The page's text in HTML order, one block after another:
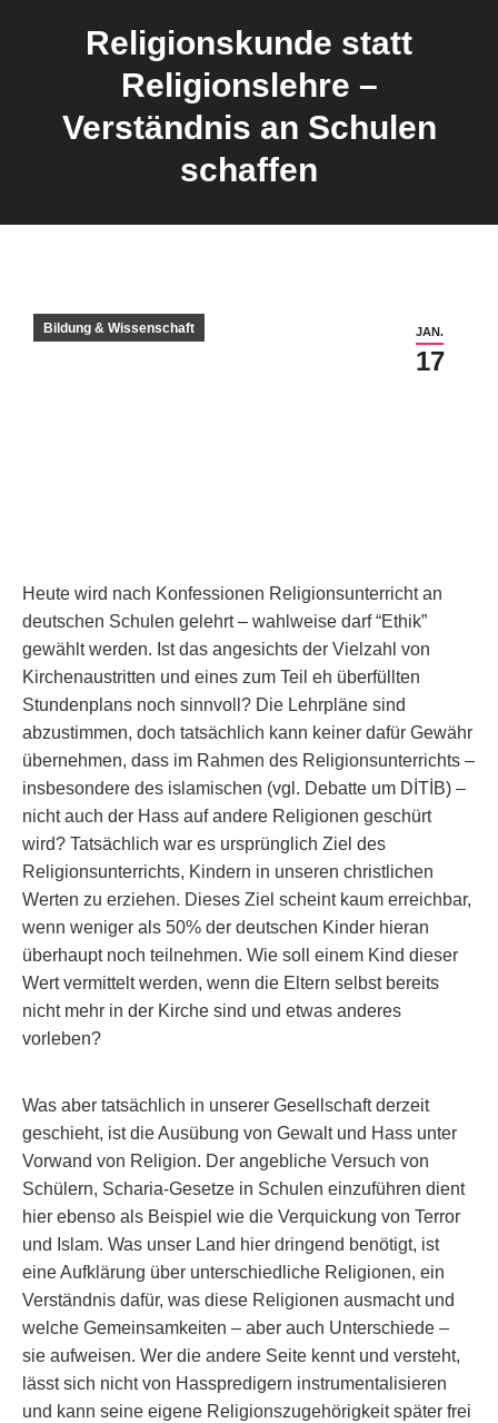
Religionskunde statt
Religionslehre –
Verständnis an Schulen
schaffen
Sie befinden sich hier:
JAN.
17
Bildung & Wissenschaft
Heute wird nach Konfessionen Religionsunterricht an
deutschen Schulen gelehrt – wahlweise darf “Ethik”
gewählt werden. Ist das angesichts der Vielzahl von
Kirchenaustritten und eines zum Teil eh überfüllten
Stundenplans noch sinnvoll? Die Lehrpläne sind
abzustimmen, doch tatsächlich kann keiner dafür Gewähr
übernehmen, dass im Rahmen des Religionsunterrichts –
insbesondere des islamischen (vgl. Debatte um DİTİB) –
nicht auch der Hass auf andere Religionen geschürt
wird? Tatsächlich war es ursprünglich Ziel des
Religionsunterrichts, Kindern in unseren christlichen
Werten zu erziehen. Dieses Ziel scheint kaum erreichbar,
wenn weniger als 50% der deutschen Kinder hieran
überhaupt noch teilnehmen. Wie soll einem Kind dieser
Wert vermittelt werden, wenn die Eltern selbst bereits
nicht mehr in der Kirche sind und etwas anderes
vorleben?
Was aber tatsächlich in unserer Gesellschaft derzeit
geschieht, ist die Ausübung von Gewalt und Hass unter
Vorwand von Religion. Der angebliche Versuch von
Schülern, Scharia-Gesetze in Schulen einzuführen dient
hier ebenso als Beispiel wie die Verquickung von Terror
und Islam. Was unser Land hier dringend benötigt, ist
eine Aufklärung über unterschiedliche Religionen, ein
Verständnis dafür, was diese Religionen ausmacht und
welche Gemeinsamkeiten – aber auch Unterschiede –
sie aufweisen. Wer die andere Seite kennt und versteht,
lässt sich nicht von Hasspredigern instrumentalisieren
und kann seine eigene Religionszugehörigkeit später frei